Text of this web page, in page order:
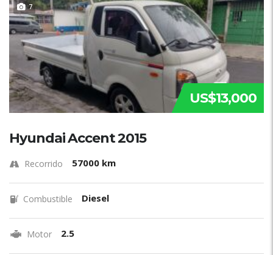
7
US$13,000
Hyundai Accent 2015
Recorrido 57000 km
Combustible Diesel
Motor 2.5